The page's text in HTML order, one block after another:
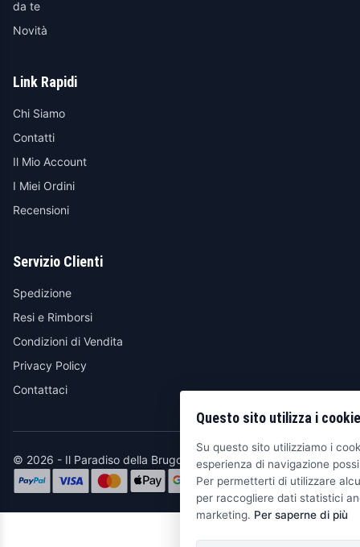
da te
Novità
Link Rapidi
Chi Siamo
Contatti
Il Mio Account
I Miei Ordini
Recensioni
Servizio Clienti
Spedizione
Resi e Rimborsi
Condizioni di Vendita
Privacy Policy
Contattaci
© 2026 - Il Paradiso della Brugola
Questo sito utilizza i cookie
Su questo sito utilizziamo i
esperienza di navigazione
Per permetterti di utilizzare
per raccogliere dati statistici
marketing. Per saperne di più